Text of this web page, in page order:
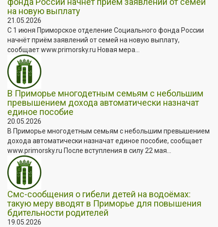
на новую выплату
21.05.2026
С 1 июня Приморское отделение Социального фонда России
начнёт приём заявлений от семей на новую выплату,
сообщает www.primorsky.ru Новая мера...
В Приморье многодетным семьям с небольшим
превышением дохода автоматически назначат
единое пособие
20.05.2026
В Приморье многодетным семьям с небольшим превышением
дохода автоматически назначат единое пособие, сообщает
www.primorsky.ru После вступления в силу 22 мая...
Смс-сообщения о гибели детей на водоёмах:
такую меру вводят в Приморье для повышения
бдительности родителей
19.05.2026